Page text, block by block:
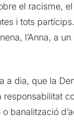
el racisme,
i tots
l’Anna, a
a dia, que la
banalització